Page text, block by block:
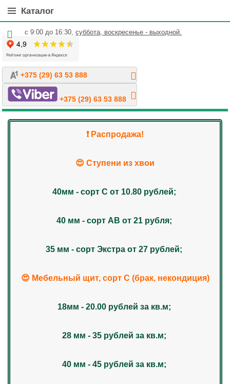
Каталог
с 9:00 до 16:30,суббота, воскресенье - выходной.
+375 (29) 63 53 888
+375 (29) 63 53 888
❗️ Распродажа!
😍 Ступени из хвои
40мм - сорт С от 10.80 рублей;
40 мм - сорт АВ от 21 рубля;
35 мм - сорт Экстра от 27 рублей;
😍 Мебельный щит, сорт С (брак, некондиция)
18мм - 20.00 рублей за кв.м;
28 мм - 35 рублей за кв.м;
40 мм - 45 рублей за кв.м;